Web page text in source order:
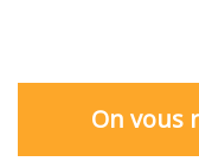
On vous